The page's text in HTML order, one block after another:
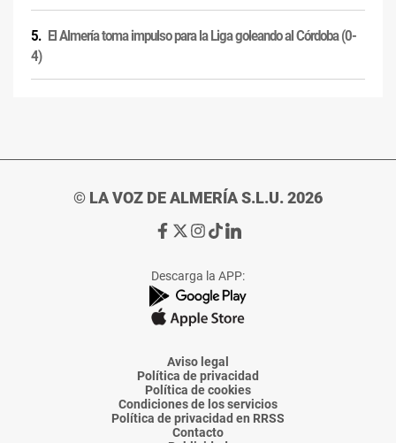
El Almería toma impulso para la Liga goleando al Córdoba (0-
4)
© LA VOZ DE ALMERÍA S.L.U. 2026
Ir
de
La
Voz
Almería
Ir
de
La
Voz
Almería
Ir
de
La
Voz
Almería
Ir
de
La
Voz
Almería
Ir
de
La
Voz
Descarga la APP:
Aviso legal
Política de privacidad
Política de cookies
Condiciones de los servicios
Política de privacidad en RRSS
Contacto